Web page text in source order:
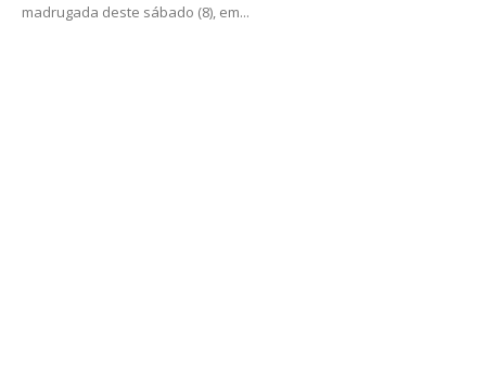
madrugada deste sábado (8), em...